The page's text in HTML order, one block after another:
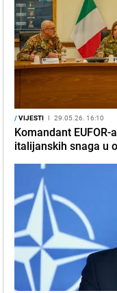
/VIJESTI I 29.05.26. 16:10
Komandant
italijanskih snaga u